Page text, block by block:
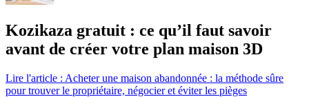
Kozikaza gratuit : ce qu’il faut savoir
avant de créer votre plan maison 3D
Lire l'article : Acheter une maison abandonnée : la méthode sûre
pour trouver le propriétaire, négocier et éviter les pièges